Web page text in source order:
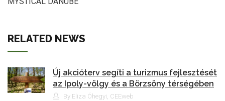
RELATED NEWS
Új akcióterv segíti a turizmus fejlesztését
az Ipoly-völgy és a Börzsöny térségében
By Eliza Óhegyi, CEEweb